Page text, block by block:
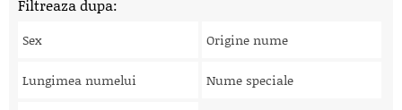
Filtreaza dupa:
Sex Origine nume
Lungimea numelui Nume speciale